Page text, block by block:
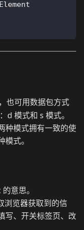
也可用数据包方式
d 模式和 s 模式。
种模式拥有一致的使
式。
意思。
浏览器获取到的信
写、开关标签页、改